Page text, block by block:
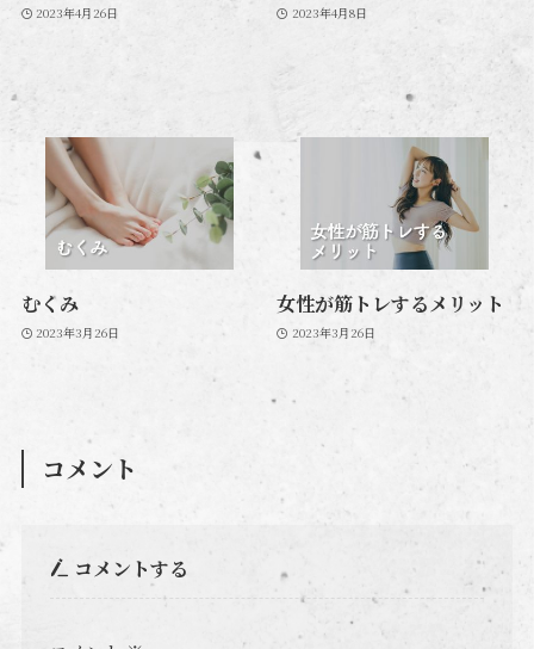
2023年4月26日 2023年4月8日
むくみ
2023年3月26日
女性が筋トレするメリット
2023年3月26日
コメント
コメントする